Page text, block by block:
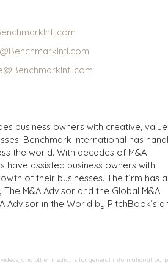
business owners with creative,
Benchmark International has
the world. With decades of M&A
have assisted business owners with
of their businesses. The firm has
M&A Advisor and the Global M&A
Advisor in the World by PitchBook’s
and other media, is for general informational